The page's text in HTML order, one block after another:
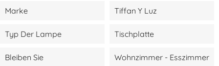
Marke Tiffan Y Luz
Typ Der Lampe Tischplatte
Bleiben Sie Wohnzimmer - Esszimmer